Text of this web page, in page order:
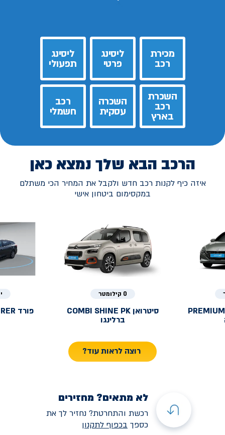
מכירת
רכב
ליסינג
פרטי
ליסינג
תפעולי
השכרת
רכב
בארץ
השכרה
עסקית
רכב
חשמלי
הרכב הבא שלך נמצא כאן
איזה כיף לקנות רכב חדש ולקבל את המחיר הכי משתלם
במקסימום ביטחון אישי
0 קילומטר
סיטרואן COMBI SHINE PK
ברלינגו
פורד
רוצה לראות עוד?
לא מתאים? מחזירים
רכשת והתחרטת? נחזיר לך את
כספך בכפוף לתקנון